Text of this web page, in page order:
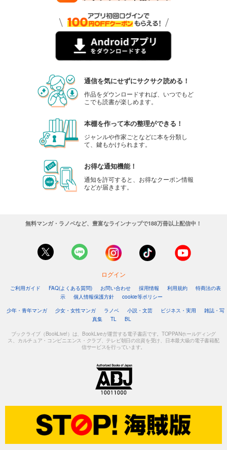
通信を気にせずにサクサク読める！
作品をダウンロードすれば、いつでもど
こでも読書が楽しめます。
本棚を作って本の整理ができる！
ジャンルや作家ごとなどに本を分類し
て、鍵もかけられます。
お得な通知機能！
通知を許可すると、お得なクーポン情報
などが届きます。
無料マンガ・ラノベなど、豊富なラインナップで188万冊以上配信中！
ログイン
ご利用ガイド FAQ(よくある質問) お問い合わせ 採用情報 利用規約
特商法の表
示
個人情報保護方針
cookie等ポリシー
少年・青年マンガ
少女・女性マンガ ラノベ 小説・文芸 ビジネス・実用
雑誌・写
真集
TL BL
ブックライブ（BookLive!）は、BookLiveが運営する電子書店です。TOPPANホールディング
ス、カルチュア・コンビニエンス・クラブ、テレビ朝日の出資を受け、日本最大級の電子書籍配
信サービスを行っています。